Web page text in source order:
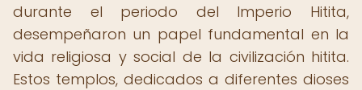
durante el periodo del Imperio Hitita,
desempeñaron un papel fundamental en la
vida religiosa y social de la civilización hitita.
Estos templos, dedicados a diferentes dioses